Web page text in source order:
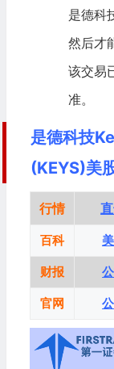
是德科
然后才
该交易
准。
是德科技
(KEYS)美
行情
百科
财报
官网